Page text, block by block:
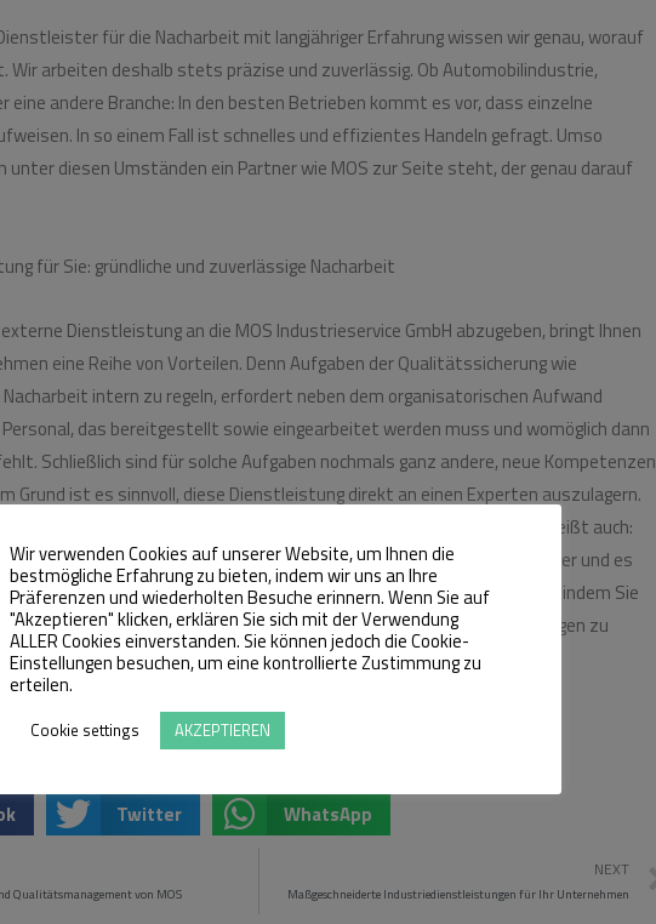
für die Nacharbeit mit langjähriger Erfahrung wissen wir genau, worauf
Wir arbeiten deshalb stets präzise und zuverlässig. Ob Automobilindustrie,
eine andere Branche: In den besten Betrieben kommt es vor, dass einzelne
In so einem Fall ist schnelles und effizientes Handeln gefragt. Umso
unter diesen Umständen ein Partner wie MOS zur Seite steht, der genau darauf
für Sie: gründliche und zuverlässige Nacharbeit
Dienstleistung an die MOS Industrieservice GmbH abzugeben, bringt Ihnen
eine Reihe von Vorteilen. Denn Aufgaben der Qualitätssicherung wie
intern zu regeln, erfordert neben dem organisatorischen Aufwand
das bereitgestellt sowie eingearbeitet werden muss und womöglich dann
Schließlich sind für solche Aufgaben nochmals ganz andere, neue Kompetenzen
Grund ist es sinnvoll, diese Dienstleistung direkt an einen Experten auszulagern.
Geld und müssen nicht das eigene Personal dafür entbehren. Das heißt auch:
Unternehmen sind nicht betroffen, sondern laufen ganz normal weiter und es
Zögern Sie daher nicht, sich wirtschaftliche Vorteile zu sichern, indem Sie
beauftragen, die Nacharbeit für Sie durchzuführen. Sie haben noch Fragen zu
Dann setzen Sie sich am besten gleich mit uns in Verbindung!
Twitter WhatsApp
Qualitätsmanagement von MOS
NEXT
Maßgeschneiderte Industriedienstleistungen für Ihr Unternehmen
Wir verwenden Cookies auf unserer Website, um Ihnen die
bestmögliche Erfahrung zu bieten, indem wir uns an Ihre
Präferenzen und wiederholten Besuche erinnern. Wenn Sie auf
"Akzeptieren" klicken, erklären Sie sich mit der Verwendung
ALLER Cookies einverstanden. Sie können jedoch die Cookie-
Einstellungen besuchen, um eine kontrollierte Zustimmung zu
erteilen.
Cookie settings AKZEPTIEREN